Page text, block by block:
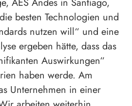
besten Technologien und
nutzen will“ und eine
ergeben hätte, dass das
Auswirkungen“
haben werde. Am
Unternehmen in einer